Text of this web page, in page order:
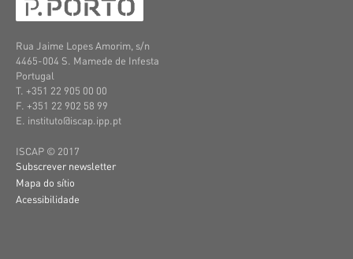
Rua Jaime Lopes Amorim, s/n
4465-004 S. Mamede de Infesta
Portugal
T. +351 22 905 00 00
F. +351 22 902 58 99
E. instituto@iscap.ipp.pt
ISCAP © 2017
Subscrever newsletter
Mapa do sítio
Acessibilidade